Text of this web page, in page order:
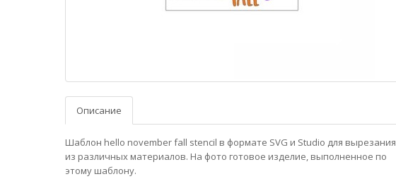
Описание
Шаблон hello november fall stencil в формате SVG и Studio для вырезания
из различных материалов. На фото готовое изделие, выполненное по
этому шаблону.